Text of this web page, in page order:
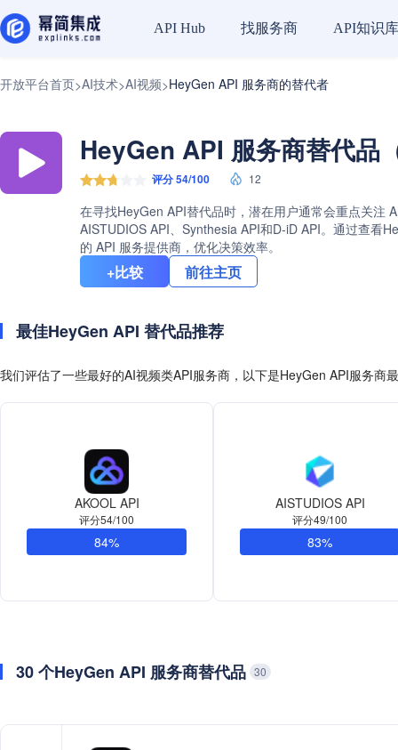
API Hub 找服务商 API知识库
开放平台首页>AI技术>AI视频>HeyGen API 服务商的替代者
HeyGen API 服务商替代品
评分 54/100 12
在寻找HeyGen API替代品时，潜在用户通常会重点关注
AISTUDIOS API、Synthesia API和D-iD API。通过查看
的 API 服务提供商，优化决策效率。
+比较 前往主页
最佳HeyGen API 替代品推荐
我们评估了一些最好的AI视频类API服务商，以下是HeyGen API服务商
AKOOL API
评分54/100
84%
AISTUDIOS API
评分49/100
83%
30 个HeyGen API 服务商替代品 30